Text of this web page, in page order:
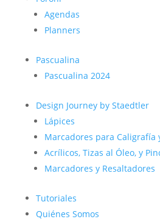
Agendas
Planners
Pascualina
Pascualina 2024
Design Journey by Staedtler
Lápices
Marcadores para Caligrafía
Acrílicos, Tizas al Óleo, y
Marcadores y Resaltadores
Tutoriales
Quiénes Somos